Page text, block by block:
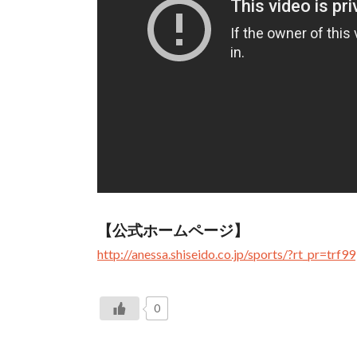
【公式ホームページ】
http://anessa.shiseido.co.jp/sports/?rt_pr=trf99
0